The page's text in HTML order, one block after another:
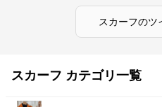
スカーフのツ
スカーフ カテゴリ一覧